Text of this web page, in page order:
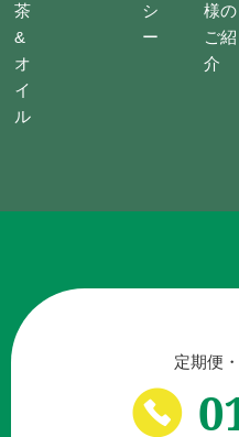
茶
&
オ
イ
ル
シ
ー
様の
ご紹
介
定期便